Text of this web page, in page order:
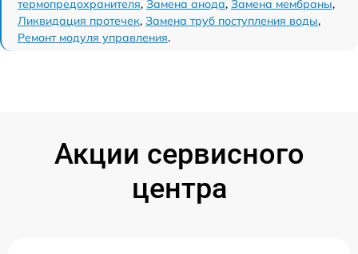
термопредохранителя, Замена анода, Замена мембраны,
Ликвидация протечек, Замена труб поступления воды,
Ремонт модуля управления.
Акции сервисного
центра